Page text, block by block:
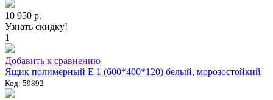
10 950 р.
Узнать скидку!
1
Добавить к сравнению
Ящик полимерный E 1 (600*400*120) белый, морозостойкий
Код: 59892